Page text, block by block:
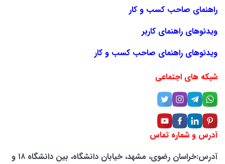
راهنمای صاحب کسب و کار
ویدئوهای راهنمای کاربر
ویدئوهای راهنمای صاحب کسب و کار
شبکه های اجتماعی
آدرس و شماره تماس
آدرس:خراسان رضوی، مشهد، خیابان دانشگاه، بین دانشگاه ۱۸ و